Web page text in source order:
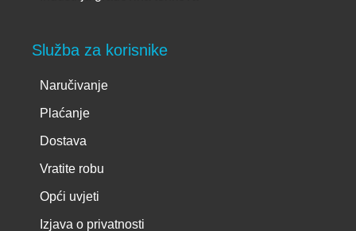
Služba za korisnike
Naručivanje
Plaćanje
Dostava
Vratite robu
Opći uvjeti
Izjava o privatnosti